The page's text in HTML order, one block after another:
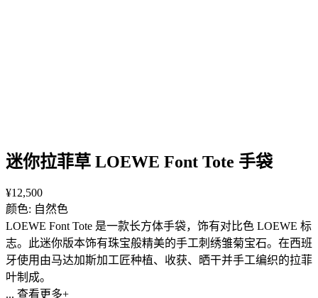
迷你拉菲草 LOEWE Font Tote 手袋
¥12,500
颜色: 自然色
LOEWE Font Tote 是一款长方体手袋，饰有对比色 LOEWE 标
志。此迷你版本饰有珠宝般精美的手工刺绣雏菊宝石。在西班
牙使用由马达加斯加工匠种植、收获、晒干并手工编织的拉菲
叶制成。
... 查看更多+